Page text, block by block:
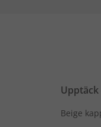
Upptäck
Beige